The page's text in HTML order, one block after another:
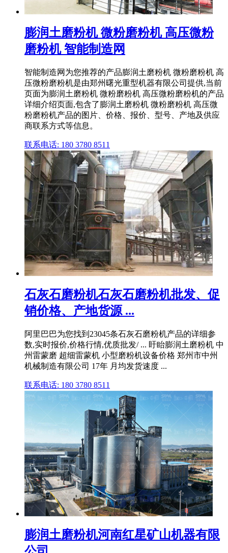
膨润土磨粉机 微粉磨粉机 高压微粉
磨粉机 智能制造网
智能制造网为您推荐的产品膨润土磨粉机 微粉磨粉机 高
压微粉磨粉机是由郑州曙光重型机器有限公司提供,当前
页面为膨润土磨粉机 微粉磨粉机 高压微粉磨粉机的产品
详细介绍页面,包含了膨润土磨粉机 微粉磨粉机 高压微
粉磨粉机产品的图片、价格、报价、型号、产地及供应
商联系方式等信息。
联系电话: 180 3780 8511
石灰石磨粉机石灰石磨粉机批发、促
销价格、产地货源 ...
阿里巴巴为您找到23045条石灰石磨粉机产品的详细参
数,实时报价,价格行情,优质批发/ ... 盱眙膨润土磨粉机 中
州雷蒙磨 超细雷蒙机 小型磨粉机设备价格 郑州市中州
机械制造有限公司 17年 月均发货速度 ...
联系电话: 180 3780 8511
膨润土磨粉机河南红星矿山机器有限